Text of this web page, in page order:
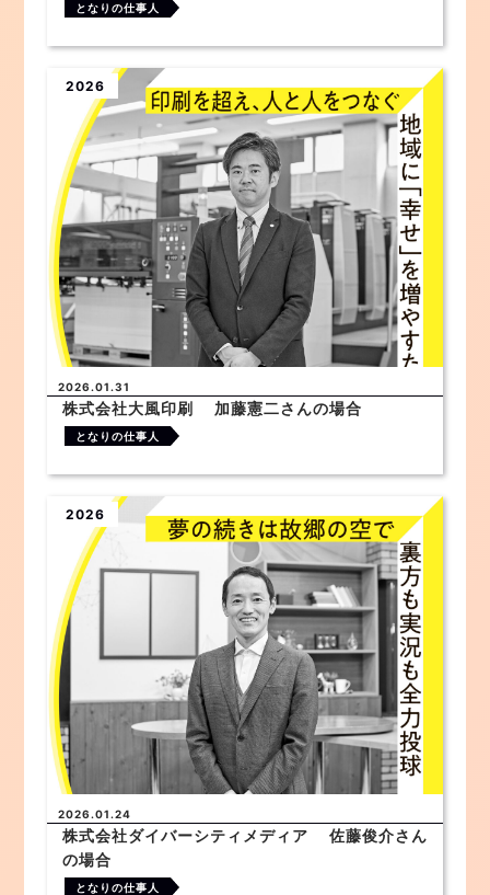
となりの仕事人
2026
2026.01.31
株式会社大風印刷 加藤憲二さんの場合
となりの仕事人
2026
2026.01.24
株式会社ダイバーシティメディア 佐藤俊介さん
の場合
となりの仕事人